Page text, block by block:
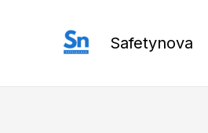
Safetynova